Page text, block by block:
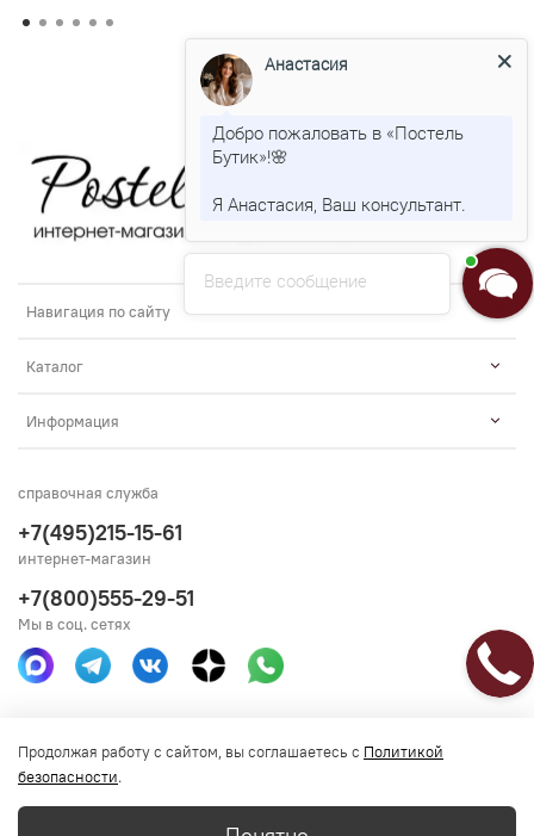
Навигация по сайту
Каталог
Информация
Получить консультацию
справочная служба
+7(495)215-15-61
интернет-магазин
+7(800)555-29-51
Мы в соц. сетях
Продолжая работу с сайтом, вы соглашаетесь с Политикой
безопасности.
Введите сообщение
Анастасия
Добро пожаловать в «Постель
Бутик»!🌸
Я Анастасия, Ваш консультант.